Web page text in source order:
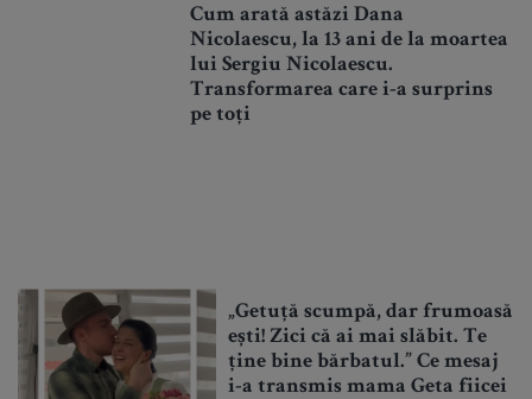
Cum arată astăzi Dana
Nicolaescu, la 13 ani de la moartea
lui Sergiu Nicolaescu.
Transformarea care i-a surprins
pe toți
„Getuță scumpă, dar frumoasă
ești! Zici că ai mai slăbit. Te
ține bine bărbatul.” Ce mesaj
i-a transmis mama Geta fiicei